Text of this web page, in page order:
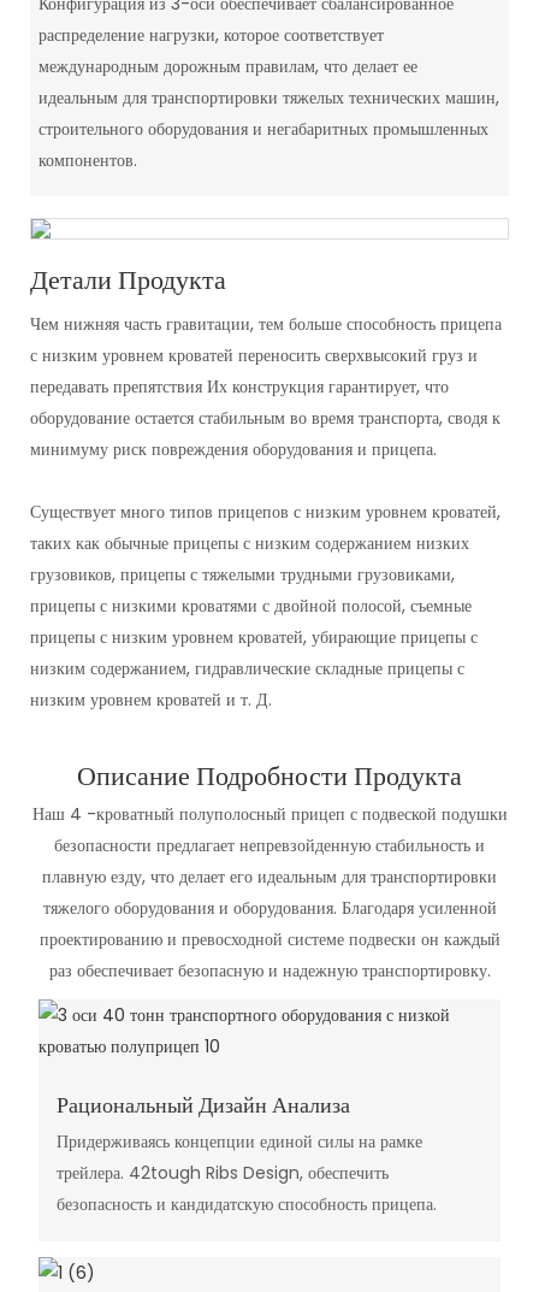
распределение нагрузки, которое соответствует
международным дорожным правилам, что делает ее
идеальным для транспортировки тяжелых технических машин,
строительного оборудования и негабаритных промышленных
компонентов.
Детали Продукта
Чем нижняя часть гравитации, тем больше способность прицепа
с низким уровнем кроватей переносить сверхвысокий груз и
передавать препятствия Их конструкция гарантирует, что
оборудование остается стабильным во время транспорта, сводя к
минимуму риск повреждения оборудования и прицепа.
Существует много типов прицепов с низким уровнем кроватей,
таких как обычные прицепы с низким содержанием низких
грузовиков, прицепы с тяжелыми трудными грузовиками,
прицепы с низкими кроватями с двойной полосой, съемные
прицепы с низким уровнем кроватей, убирающие прицепы с
низким содержанием, гидравлические складные прицепы с
низким уровнем кроватей и т. Д.
Описание Подробности Продукта
Наш 4 -кроватный полуполосный прицеп с подвеской подушки
безопасности предлагает непревзойденную стабильность и
плавную езду, что делает его идеальным для транспортировки
тяжелого оборудования и оборудования. Благодаря усиленной
проектированию и превосходной системе подвески он каждый
раз обеспечивает безопасную и надежную транспортировку.
Рациональный Дизайн Анализа
Придерживаясь концепции единой силы на рамке
трейлера. 42tough Ribs Design, обеспечить
безопасность и кандидатскую способность прицепа.